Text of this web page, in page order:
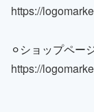
https://
⚪︎ショップペー
https://